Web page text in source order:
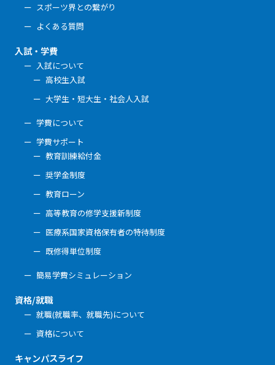
スポーツ界との繋がり
よくある質問
入試・学費
入試について
高校生入試
大学生・短大生・社会人入試
学費について
学費サポート
教育訓練給付金
奨学金制度
教育ローン
高等教育の修学支援新制度
医療系国家資格保有者の特待制度
既修得単位制度
簡易学費シミュレーション
資格/就職
就職(就職率、就職先)について
資格について
キャンパスライフ